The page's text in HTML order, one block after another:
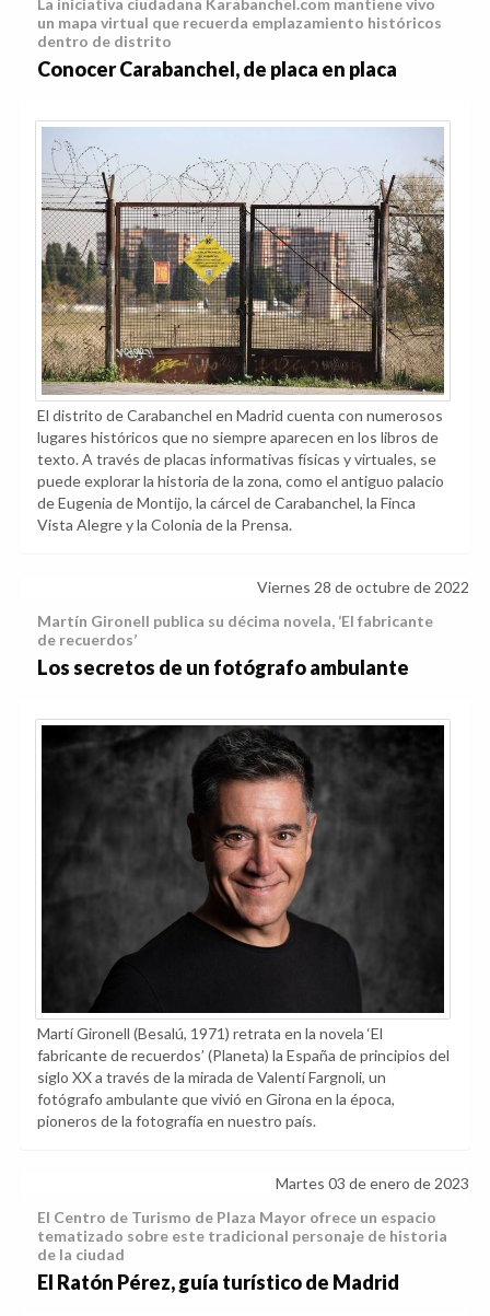
La iniciativa ciudadana Karabanchel.com mantiene vivo
un mapa virtual que recuerda emplazamiento históricos
dentro de distrito
Conocer Carabanchel, de placa en placa
El distrito de Carabanchel en Madrid cuenta con numerosos
lugares históricos que no siempre aparecen en los libros de
texto. A través de placas informativas físicas y virtuales, se
puede explorar la historia de la zona, como el antiguo palacio
de Eugenia de Montijo, la cárcel de Carabanchel, la Finca
Vista Alegre y la Colonia de la Prensa.
Viernes 28 de octubre de 2022
Martín Gironell publica su décima novela, ‘El fabricante
de recuerdos’
Los secretos de un fotógrafo ambulante
Martí Gironell (Besalú, 1971) retrata en la novela ‘El
fabricante de recuerdos’ (Planeta) la España de principios del
siglo XX a través de la mirada de Valentí Fargnoli, un
fotógrafo ambulante que vivió en Girona en la época,
pioneros de la fotografía en nuestro país.
Martes 03 de enero de 2023
El Centro de Turismo de Plaza Mayor ofrece un espacio
tematizado sobre este tradicional personaje de historia
de la ciudad
El Ratón Pérez, guía turístico de Madrid